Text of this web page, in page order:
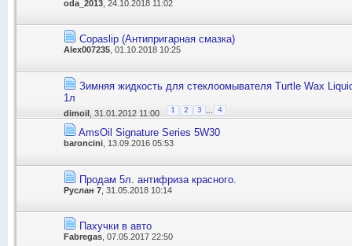
oda_2013 , 24.10.2018 11:02
Copaslip (Антипригарная смазка)
Alex007235 , 01.10.2018 10:25
Зимняя жидкость для стеклоомывателя Turtle Wax
1л
dimoil , 31.01.2012 11:00 1 2 3 4
AmsOil Signature Series 5W30
baroncini , 13.09.2016 05:53
Продам 5л. антифриза красного.
Руслан 7 , 31.05.2018 10:14
Пахучки в авто
Fabregas , 07.05.2017 22:50